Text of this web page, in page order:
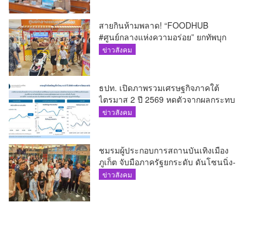
สายกินห้ามพลาด! “FOODHUB
#ศูนย์กลางแห่งความอร่อย” ยกทัพบุก
โรบินสันไลฟ์สไตล์ ฉลอง ถึง 12 ส.ค.นี้
ข่าวสังคม
ธปท. เปิดภาพรวมเศรษฐกิจภาคใต้
ไตรมาส 2 ปี 2569 หดตัวจากผลกระทบ
ความขัดแย้งในตะวันออกกลาง
ข่าวสังคม
ชมรมผู้ประกอบการสถานบันเทิงเมือง
ภูเก็ต จับมือภาครัฐยกระดับ ดันโซนนิ่ง-
ขับเคลื่อนท่องเที่ยวอย่างยั่งยืน
ข่าวสังคม